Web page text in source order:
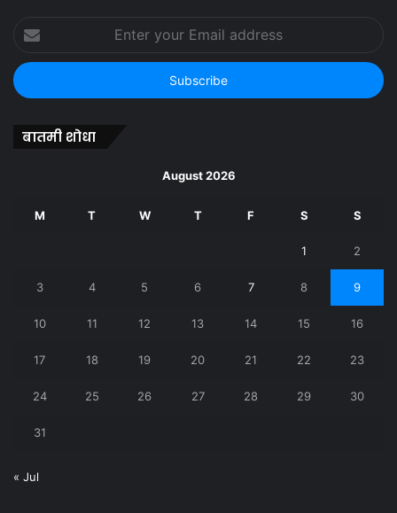
your
Email
address
बातमी शोधा
August 2026
M T W T F S S
1 2
3 4 5 6 7 8 9
10 11 12 13 14 15 16
17 18 19 20 21 22 23
24 25 26 27 28 29 30
31
« Jul